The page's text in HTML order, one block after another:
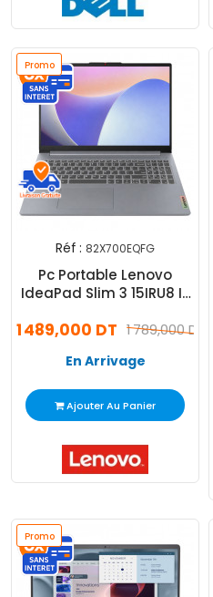
Promo
Réf : 82X700EQFG
Pc Portable Lenovo
IdeaPad Slim 3 15IRU8 I3
1 789,000 DT
1 489,000 DT
En Arrivage
Ajouter Au Panier
Promo